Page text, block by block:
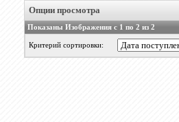
Опции просмотра
Показаны Изображения с 1 по 2 из 2
Критерий сортировки: